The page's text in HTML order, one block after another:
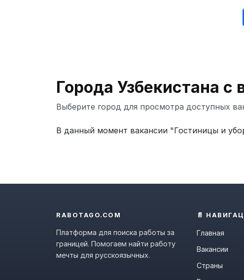
Города Узбекистана
Выберите город для просмотра доступных
В данный момент вакансии "Гостиницы и
RABOTAGO.COM
Платформа для поиска работы за
границей. Помогаем найти работу
мечты для русскоязычных.
📄
Главная
Вакансии
Страны